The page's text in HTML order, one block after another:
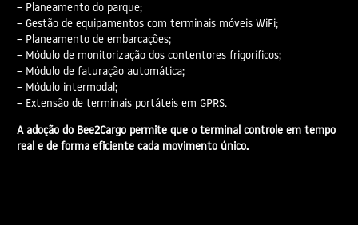
– Planeamento do parque;
– Gestão de equipamentos com terminais móveis WiFi;
– Planeamento de embarcações;
– Módulo de monitorização dos contentores frigoríficos;
– Módulo de faturação automática;
– Módulo intermodal;
– Extensão de terminais portáteis em GPRS.
A adoção do Bee2Cargo permite que o terminal controle em tempo
real e de forma eficiente cada movimento único.